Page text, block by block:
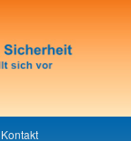
Kontakt